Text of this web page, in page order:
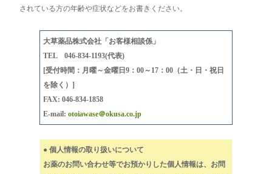
されている方の年齢や症状などをお書きください。
大草薬品株式会社「お客様相談係」
TEL 046-834-1193(代表)
[受付時間：月曜～金曜日9：00～17：00（土・日・祝日
を除く）]
FAX: 046-834-1858
E-mail: otoiawase＠okusa.co.jp
● 個人情報の取り扱いについて
お薬のお問い合わせ等でお預かりした個人情報は、お問